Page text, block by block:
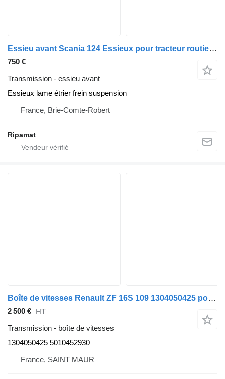
Essieu avant Scania 124 Essieux pour tracteur routier Scania 124L
750 €
Transmission - essieu avant
Essieux lame étrier frein suspension
France, Brie-Comte-Robert
Ripamat
Boîte de vitesses Renault ZF 16S 109 1304050425 pour tracteur routier Renault PREMIUM
2 500 € HT
Transmission - boîte de vitesses
1304050425 5010452930
France, SAINT MAUR